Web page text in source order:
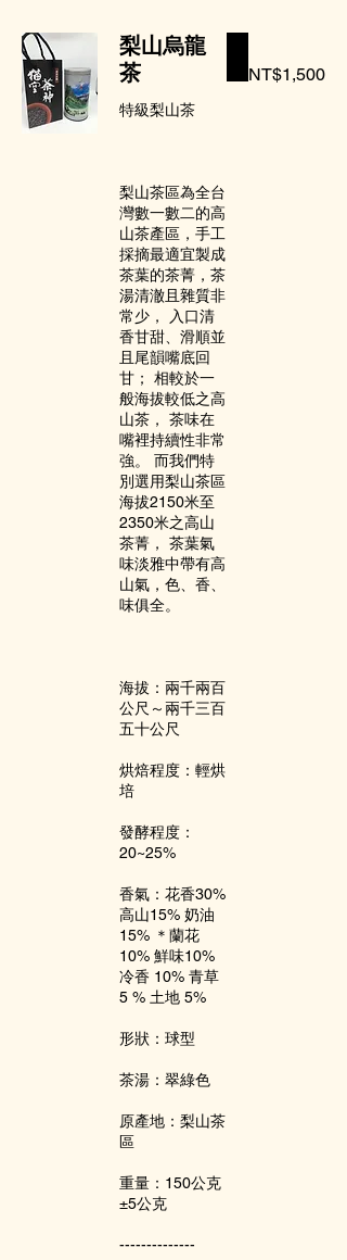
梨山烏龍
茶
特級梨山茶
梨山茶區為全台
灣數一數二的高
山茶產區，手工
採摘最適宜製成
茶葉的茶菁，茶
湯清澈且雜質非
常少， 入口清
香甘甜、滑順並
且尾韻嘴底回
甘； 相較於一
般海拔較低之高
山茶， 茶味在
嘴裡持續性非常
強。 而我們特
別選用梨山茶區
海拔2150米至
2350米之高山
茶菁， 茶葉氣
味淡雅中帶有高
山氣，色、香、
味俱全。
海拔：兩千兩百
公尺～兩千三百
五十公尺
烘焙程度：輕烘
培
發酵程度：
20~25%
香氣：花香30%
高山15% 奶油
15% ＊蘭花
10% 鮮味10%
冷香 10% 青草
5 % 土地 5%
形狀：球型
茶湯：翠綠色
原產地：梨山茶
區
重量：150公克
±5公克
--------------
NT$1,500